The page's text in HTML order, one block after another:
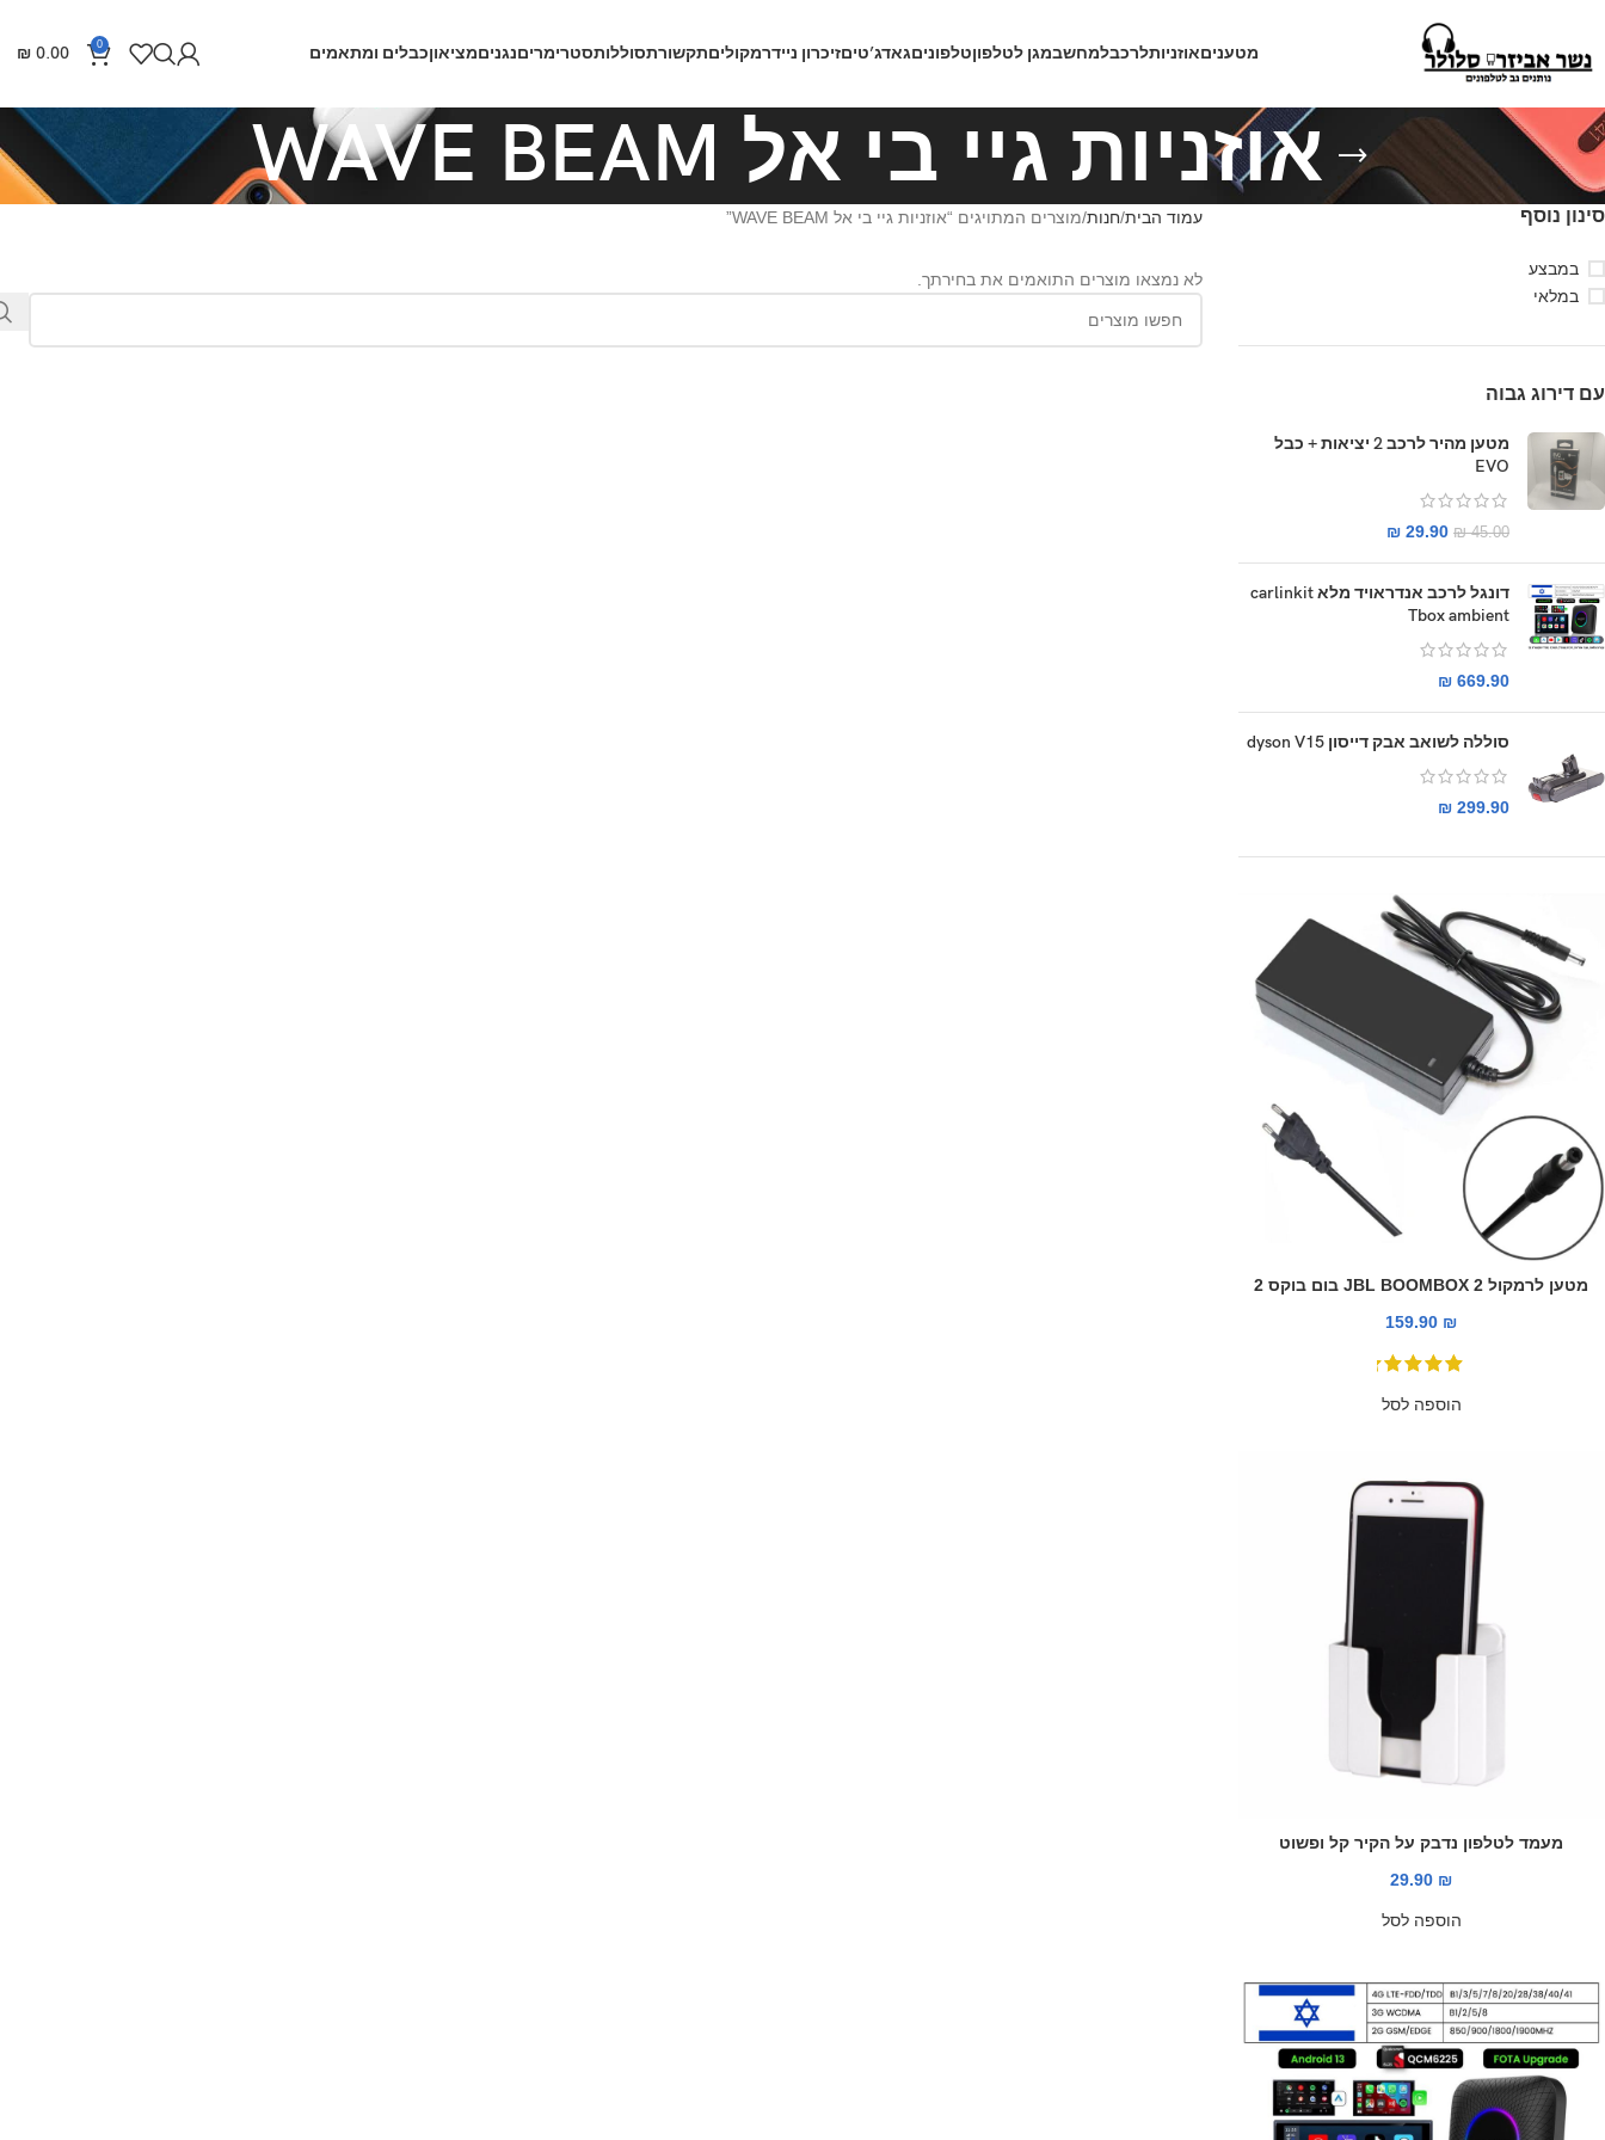
מטעניםאוזניותלרכבלמחשבמגן לטלפוןטלפוניםגאדג’טיםזיכרון ניידרמקוליםתקשורתסוללותסטרימריםנגניםמציאוןכבלים ומתאמים 0
₪ 0.00
אוזניות גיי בי אל WAVE BEAM
סינון נוסף
במבצע
במלאי
עם דירוג גבוה
מטען מהיר לרכב 2 יציאות + כבל
EVO
₪45.00
₪ 29.90
דונגל לרכב אנדראויד מלא carlinkit
Tbox ambient
₪ 669.90
סוללה לשואב אבק דייסון dyson V15
₪ 299.90
מטען לרמקול JBL BOOMBOX 2 בום בוקס 2
₪
הוספה לסל
מעמד לטלפון נדבק על הקיר קל ופשוט
₪
הוספה לסל
עמוד הבית חנות מוצרים המתויגים “אוזניות גיי בי אל WAVE BEAM”
לא נמצאו מוצרים התואמים את בחירתך.